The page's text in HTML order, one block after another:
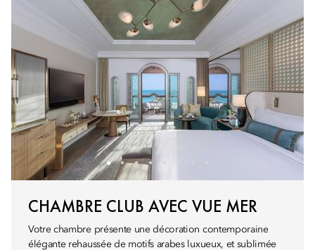
CHAMBRE CLUB AVEC VUE MER
Votre chambre présente une décoration contemporaine
élégante rehaussée de motifs arabes luxueux, et sublimée